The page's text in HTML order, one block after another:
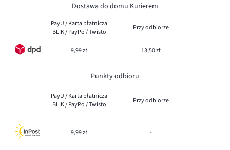
Dostawa do domu Kurierem
PayU / Karta płatnicza
BLIK / PayPo / Twisto
Przy odbiorze
9,99 zł 13,50 zł
Punkty odbioru
PayU / Karta płatnicza
BLIK / PayPo / Twisto
Przy odbiorze
9,99 zł -